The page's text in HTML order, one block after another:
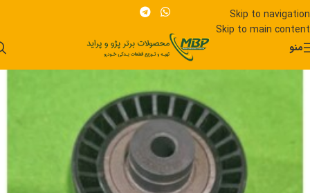
Skip to navigation
Skip to main content
منو